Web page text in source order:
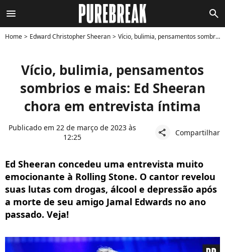
menu search
Home Edward Christopher Sheeran Vício, bulimia, pensamentos sombrios e mais: Ed Sheeran chora em entrevista íntima
Vício, bulimia, pensamentos
sombrios e mais: Ed Sheeran
chora em entrevista íntima
Publicado em 22 de março de 2023 às
12:25
share Compartilhar
Ed Sheeran concedeu uma entrevista muito
emocionante à Rolling Stone. O cantor revelou
suas lutas com drogas, álcool e depressão após
a morte de seu amigo Jamal Edwards no ano
passado. Veja!